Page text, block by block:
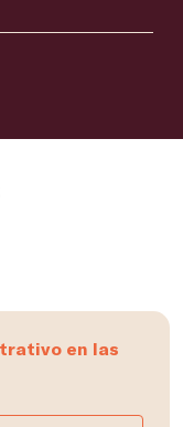
en las